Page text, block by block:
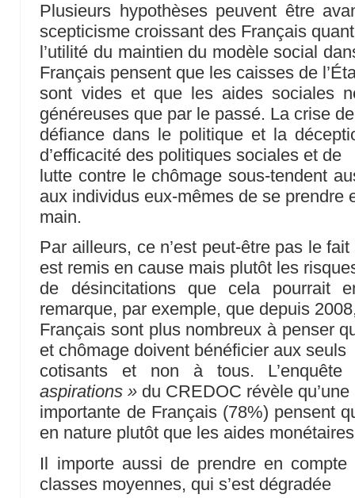
Plusieurs hypothèses peuvent être
scepticisme croissant des Français
l’utilité du maintien du modèle social
Français pensent que les caisses de
sont vides et que les aides sociales
généreuses que par le passé. La crise de
défiance dans le politique et la
d’efficacité des politiques sociales et de
lutte contre le chômage sous-tendent
aux individus eux-mêmes de se prendre
main.
Par ailleurs, ce n’est peut-être pas le
est remis en cause mais plutôt les
de désincitations que cela pourrait
remarque, par exemple, que depuis
Français sont plus nombreux à penser
et chômage doivent bénéficier aux seuls
cotisants et non à tous.
aspirations » du CREDOC révèle qu’une
importante de Français (78%) pensent
en nature plutôt que les aides
Il importe aussi de prendre en
classes moyennes, qui s’est dégradée